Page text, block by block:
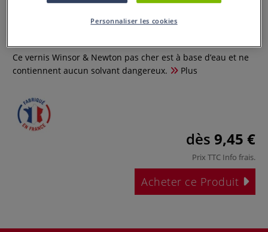
Vernis mat Winsor & Newton
Ce vernis Winsor & Newton pas cher est à base d’eau et ne
contiennent aucun solvant dangereux.
Plus
dès 9,45 €
Prix TTC Info frais.
Acheter ce Produit
Personnaliser les cookies